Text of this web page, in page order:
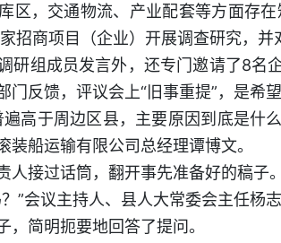
区，交通物流、产业配套等方面存
招商项目（企业）开展调查研究，并
研组成员发言外，还专门邀请了8名
反馈，评议会上“旧事重提”，是希
高于周边区县，主要原因到底是什
船运输有限公司总经理谭博文。
人接过话筒，翻开事先准备好的稿子。
”会议主持人、县人大常委会主任杨
，简明扼要地回答了提问。